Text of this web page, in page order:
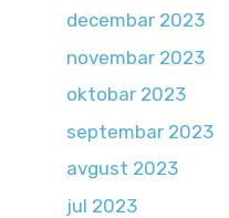
decembar 2023
novembar 2023
oktobar 2023
septembar 2023
avgust 2023
jul 2023